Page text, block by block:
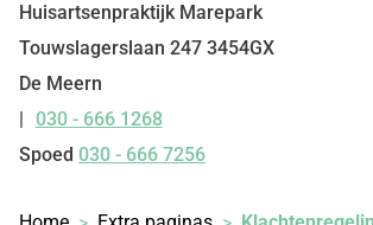
Huisartsenpraktijk Marepark
Touwslagerslaan 247 3454GX
De Meern
Tel:
030 - 666 1268
Spoed 030 - 666 7256